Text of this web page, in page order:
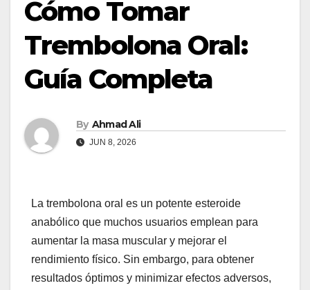
Cómo Tomar
Trembolona Oral:
Guía Completa
By Ahmad Ali
JUN 8, 2026
La trembolona oral es un potente esteroide
anabólico que muchos usuarios emplean para
aumentar la masa muscular y mejorar el
rendimiento físico. Sin embargo, para obtener
resultados óptimos y minimizar efectos adversos,